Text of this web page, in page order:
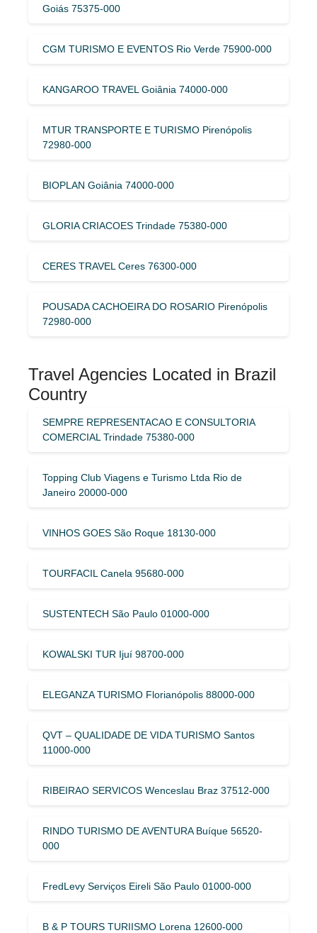
Goiás 75375-000
CGM TURISMO E EVENTOS Rio Verde 75900-000
KANGAROO TRAVEL Goiânia 74000-000
MTUR TRANSPORTE E TURISMO Pirenópolis
72980-000
BIOPLAN Goiânia 74000-000
GLORIA CRIACOES Trindade 75380-000
CERES TRAVEL Ceres 76300-000
POUSADA CACHOEIRA DO ROSARIO Pirenópolis
72980-000
Travel Agencies Located in Brazil
Country
SEMPRE REPRESENTACAO E CONSULTORIA
COMERCIAL Trindade 75380-000
Topping Club Viagens e Turismo Ltda Rio de
Janeiro 20000-000
VINHOS GOES São Roque 18130-000
TOURFACIL Canela 95680-000
SUSTENTECH São Paulo 01000-000
KOWALSKI TUR Ijuí 98700-000
ELEGANZA TURISMO Florianópolis 88000-000
QVT – QUALIDADE DE VIDA TURISMO Santos
11000-000
RIBEIRAO SERVICOS Wenceslau Braz 37512-000
RINDO TURISMO DE AVENTURA Buíque 56520-
000
FredLevy Serviços Eireli São Paulo 01000-000
B & P TOURS TURIISMO Lorena 12600-000